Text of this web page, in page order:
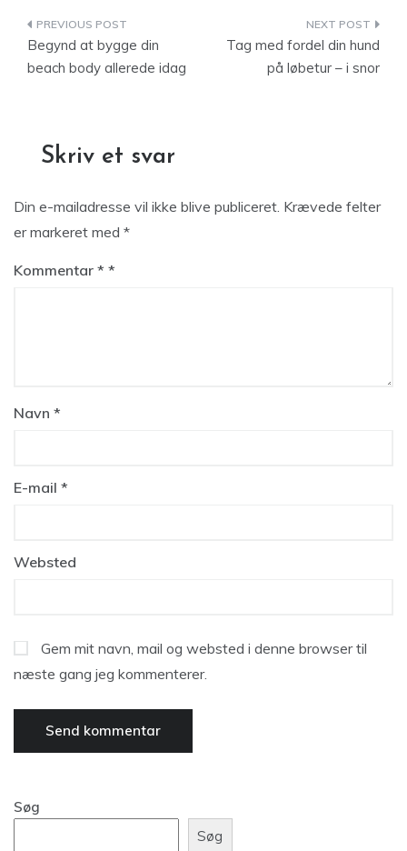
Indlægsnavigation
Begynd at bygge din
beach body allerede idag
Tag med fordel din hund
på løbetur – i snor
Skriv et svar
Din e-mailadresse vil ikke blive publiceret. Krævede felter
er markeret med *
Kommentar *
Navn *
E-mail *
Websted
Gem mit navn, mail og websted i denne browser til
næste gang jeg kommenterer.
Søg
Søg